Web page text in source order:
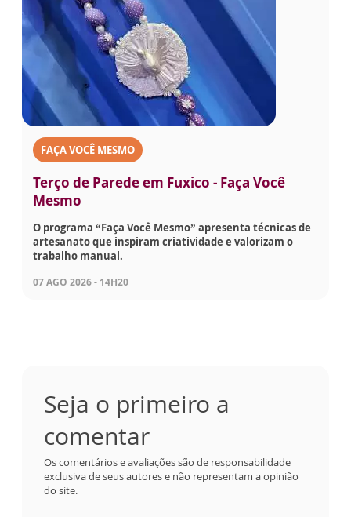
FAÇA VOCÊ MESMO
Terço de Parede em Fuxico - Faça Você
Mesmo
O programa “Faça Você Mesmo” apresenta técnicas de
artesanato que inspiram criatividade e valorizam o
trabalho manual.
07 AGO 2026 - 14H20
Seja o primeiro a
comentar
Os comentários e avaliações são de responsabilidade
exclusiva de seus autores e não representam a opinião
do site.